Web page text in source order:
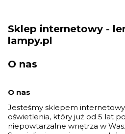
Sklep internetowy -
lampy.pl
O nas
O nas
Jesteśmy sklepem
oświetlenia, który już od 5 lat
niepowtarzalne wnętrza w